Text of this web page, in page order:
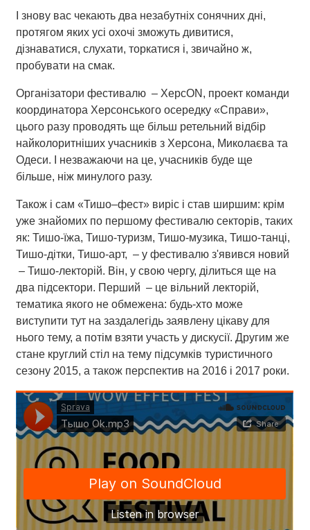
І знову вас чекають два незабутніх сонячних дні,
протягом яких усі охочі зможуть дивитися,
дізнаватися, слухати, торкатися і, звичайно ж,
пробувати на смак.
Організатори фестивалю – ХерсON, проект команди
координатора Херсонського осередку «Справи»,
цього разу проводять ще більш ретельний відбір
найколоритніших учасників з Херсона, Миколаєва та
Одеси. І незважаючи на це, учасників буде ще
більше, ніж минулого разу.
Також і сам «Тишо–фест» виріс і став ширшим: крім
уже знайомих по першому фестивалю секторів, таких
як: Тишо-їжа, Тишо-туризм, Тишо-музика, Тишо-танці,
Тишо-дітки, Тишо-арт, – у фестивалю з'явився новий
– Тишо-лекторій. Він, у свою чергу, ділиться ще на
два підсектори. Перший – це вільний лекторій,
тематика якого не обмежена: будь-хто може
виступити тут на заздалегідь заявлену цікаву для
нього тему, а потім взяти участь у дискусії. Другим же
стане круглий стіл на тему підсумків туристичного
сезону 2015, а також перспектив на 2016 і 2017 роки.